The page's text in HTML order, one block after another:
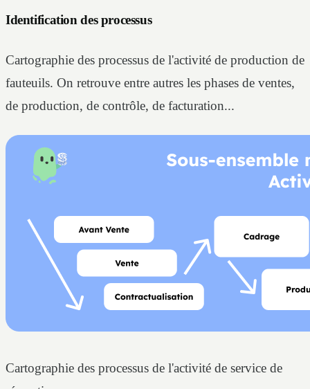
Identification des processus
Cartographie des processus de l'activité de production de
fauteuils. On retrouve entre autres les phases de ventes,
de production, de contrôle, de facturation...
Cartographie des processus de l'activité de service de